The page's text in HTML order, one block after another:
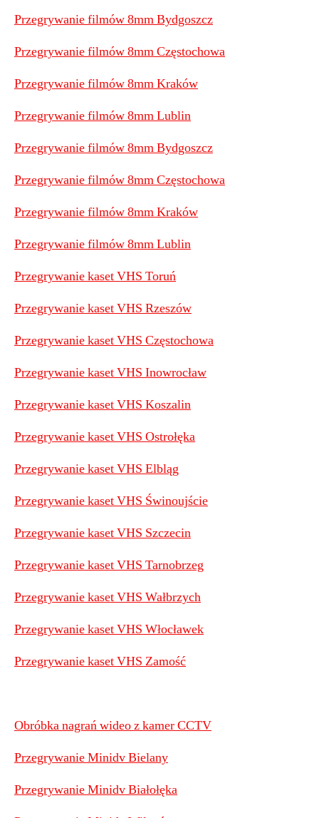
Przegrywanie filmów 8mm Bydgoszcz
Przegrywanie filmów 8mm Częstochowa
Przegrywanie filmów 8mm Kraków
Przegrywanie filmów 8mm Lublin
Przegrywanie filmów 8mm Bydgoszcz
Przegrywanie filmów 8mm Częstochowa
Przegrywanie filmów 8mm Kraków
Przegrywanie filmów 8mm Lublin
Przegrywanie kaset VHS Toruń
Przegrywanie kaset VHS Rzeszów
Przegrywanie kaset VHS Częstochowa
Przegrywanie kaset VHS Inowrocław
Przegrywanie kaset VHS Koszalin
Przegrywanie kaset VHS Ostrołęka
Przegrywanie kaset VHS Elbląg
Przegrywanie kaset VHS Świnoujście
Przegrywanie kaset VHS Szczecin
Przegrywanie kaset VHS Tarnobrzeg
Przegrywanie kaset VHS Wałbrzych
Przegrywanie kaset VHS Włocławek
Przegrywanie kaset VHS Zamość
Obróbka nagrań wideo z kamer CCTV
Przegrywanie Minidv Bielany
Przegrywanie Minidv Białołęka